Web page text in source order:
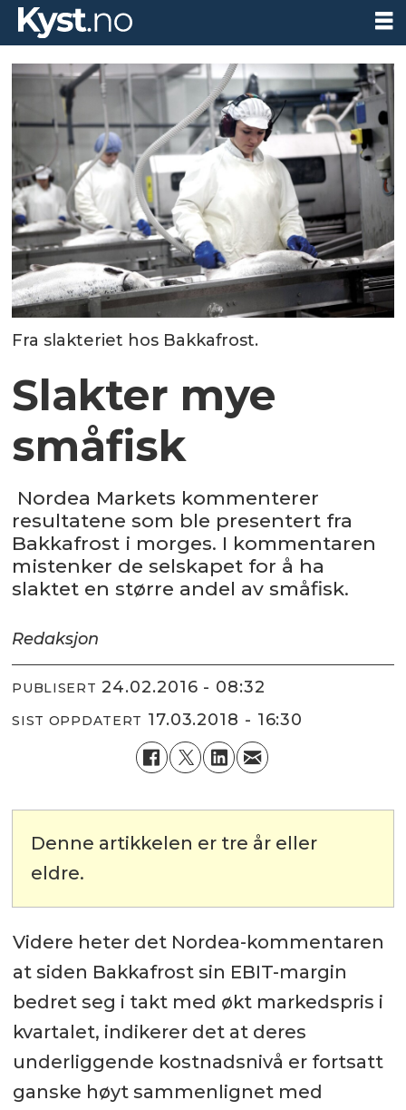
Fra slakteriet hos Bakkafrost.
Slakter mye
småfisk
Nordea Markets kommenterer
resultatene som ble presentert fra
Bakkafrost i morges. I kommentaren
mistenker de selskapet for å ha
slaktet en større andel av småfisk.
Redaksjon
PUBLISERT 24.02.2016 - 08:32
SIST OPPDATERT 17.03.2018 - 16:30
Denne artikkelen er tre år eller
eldre.
Videre heter det Nordea-kommentaren
at siden Bakkafrost sin EBIT-margin
bedret seg i takt med økt markedspris i
kvartalet, indikerer det at deres
underliggende kostnadsnivå er fortsatt
ganske høyt sammenlignet med